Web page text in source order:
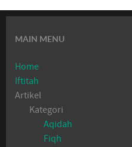
MAIN MENU
Home
Iftitah
Artikel
Kategori
Aqidah
Fiqh